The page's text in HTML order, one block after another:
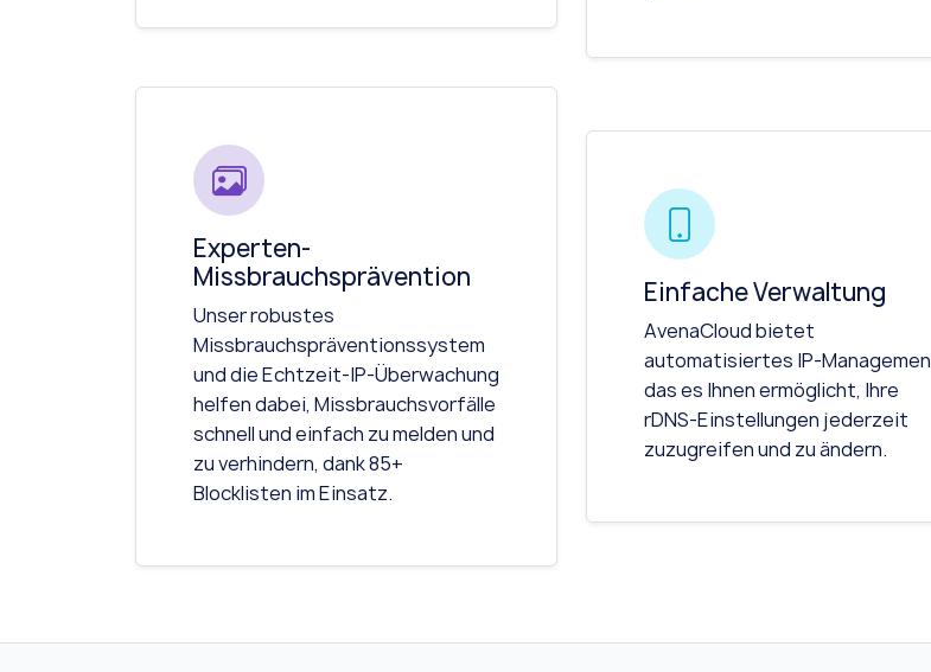
Experten-
Missbrauchsprävention
Unser robustes
Missbrauchspräventionssystem
und die Echtzeit-IP-Überwachung
helfen dabei, Missbrauchsvorfälle
schnell und einfach zu melden und
zu verhindern, dank 85+
Blocklisten im Einsatz.
Einfache Verwaltung
AvenaCloud bietet
automatisiertes IP-
das es Ihnen ermöglicht, Ihre
rDNS-Einstellungen jederzeit
zuzugreifen und zu ändern.